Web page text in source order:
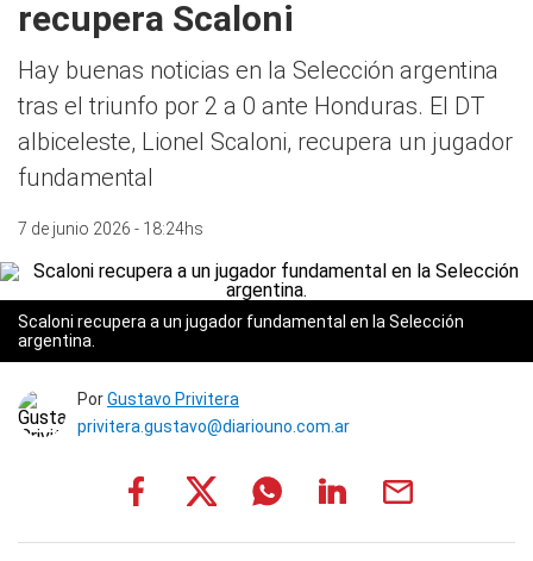
recupera Scaloni
Hay buenas noticias en la Selección argentina
tras el triunfo por 2 a 0 ante Honduras. El DT
albiceleste, Lionel Scaloni, recupera un jugador
fundamental
7 de junio 2026 - 18:24hs
Scaloni recupera a un jugador fundamental en la Selección
argentina.
PorGustavo Privitera
privitera.gustavo@diariouno.com.ar